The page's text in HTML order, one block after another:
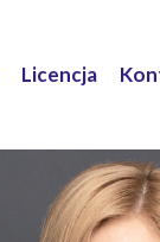
Licencja